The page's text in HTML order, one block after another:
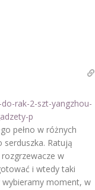
rak-2-szt-yangzhou-
p
pełno w różnych
serduszka. Ratują
w
i wtedy taki
wybieramy moment, w